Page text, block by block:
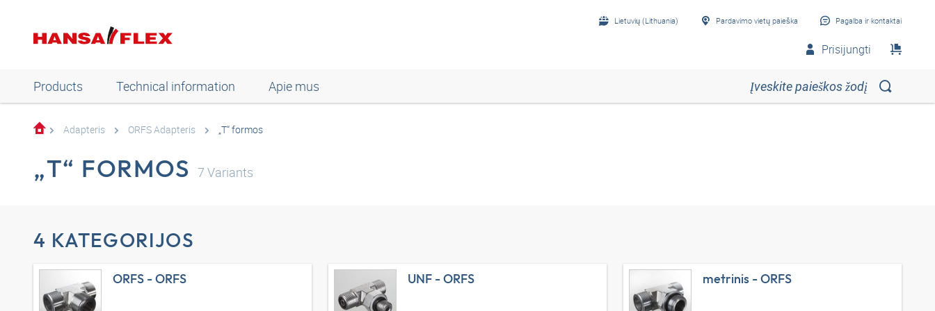
Lietuvių (Lithuania) Pardavimo vietų paieška Pagalba ir kontaktai
Prisijungti
Products Technical information Apie mus
Adapteris ORFS Adapteris „T“ formos
„T“ FORMOS 7 Variants
4 KATEGORIJOS
ORFS - ORFS UNF - ORFS metrinis - ORFS